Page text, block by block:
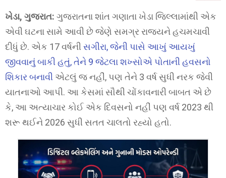
ખેડા, ગુજરાત: ગુજરાતના શાંત ગણાતા ખેડા જિલ્લામાંથી એક
એવી ઘટના સામે આવી છે જેણે સમગ્ર રાજ્યને હચમચાવી
દીધું છે. એક 17 વર્ષનીસગીરા, જેની પાસે આખું આયખું
જીવવાનું બાકી હતું, તેને 9 જેટલા શખ્સોએ પોતાની હવસનો
શિકાર બનાવી એટલું જ નહીં, પણ તેને 3 વર્ષ સુધી નરક જેવી
યાતનાઓ આપી. આ કેસમાં સૌથી ચોંકાવનારી બાબત એ છે
કે, આ અત્યાચાર કોઈ એક દિવસનો નહીં પણ વર્ષ 2023 થી
શરૂ થઈને 2026 સુધી સતત ચાલતો રહ્યો હતો.